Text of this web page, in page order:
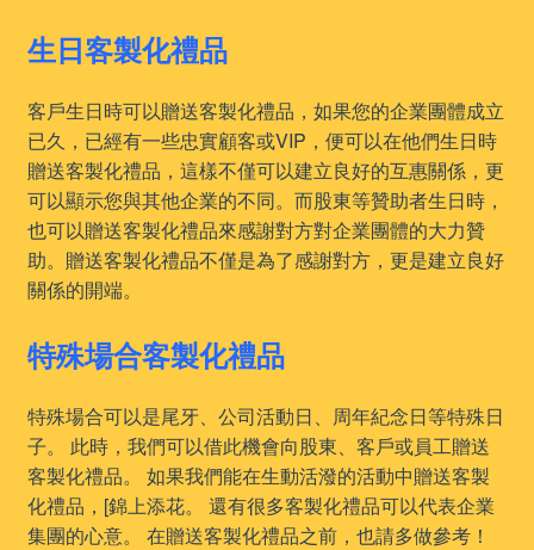
生日客製化禮品
客戶生日時可以贈送客製化禮品，如果您的企業團體成立
已久，已經有一些忠實顧客或VIP，便可以在他們生日時
贈送客製化禮品，這樣不僅可以建立良好的互惠關係，更
可以顯示您與其他企業的不同。而股東等贊助者生日時，
也可以贈送客製化禮品來感謝對方對企業團體的大力贊
助。贈送客製化禮品不僅是為了感謝對方，更是建立良好
關係的開端。
特殊場合客製化禮品
特殊場合可以是尾牙、公司活動日、周年紀念日等特殊日
子。 此時，我們可以借此機會向股東、客戶或員工贈送
客製化禮品。 如果我們能在生動活潑的活動中贈送客製
化禮品，[錦上添花。 還有很多客製化禮品可以代表企業
集團的心意。 在贈送客製化禮品之前，也請多做參考！